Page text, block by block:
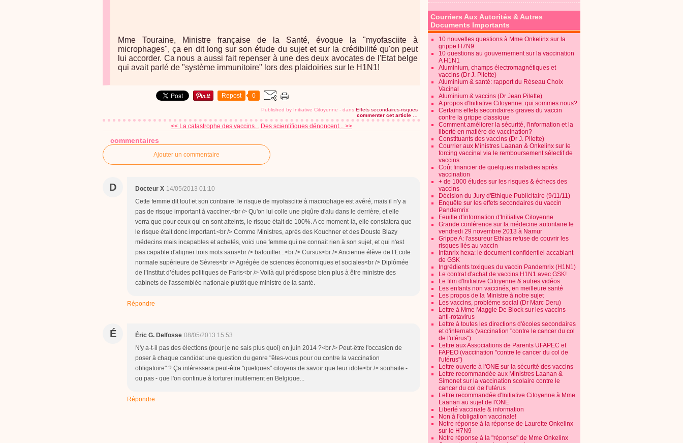
Mme Touraine, Ministre française de la Santé, évoque la "myofasciite à
microphages", ça en dit long sur son étude du sujet et sur la crédibilité qu'on peut
lui accorder. Ca nous a aussi fait repenser à une des deux avocates de l'Etat belge
qui avait parlé de "système immunitoire" lors des plaidoiries sur le H1N1!
Repost 0
Published by Initiative Citoyenne - dans Effets secondaires-risques
commenter cet article
<< La catastrophe des vaccins... Des scientifiques dénoncent... >>
commentaires
Ajouter un commentaire
D Docteur X 14/05/2013 01:10
Cette femme dit tout et son contraire: le risque de myofasciite à macrophage est avéré, mais il n'y a
pas de risque important à vacciner.<br /> Qu'on lui colle une piqûre d'alu dans le derrière, et elle
verra que pour ceux qui en sont atteints, le risque était de 100%. A ce moment-là, elle constatera que
le risque était donc important.<br /> Comme Ministres, après des Kouchner et des Douste Blazy
médecins mais incapables et achetés, voici une femme qui ne connait rien à son sujet, et qui n'est
pas capable d'aligner trois mots sans<br /> bafouiller...<br /> Cursus<br /> Ancienne élève de l’Ecole
normale supérieure de Sèvres<br /> Agrégée de sciences économiques et sociales<br /> Diplômée
de l’Institut d’études politiques de Paris<br /> Voilà qui prédispose bien plus à être ministre des
cabinets de l'assemblée nationale plutôt que ministre de la santé.
Répondre
É Éric G. Delfosse 08/05/2013 15:53
N'y a-t-il pas des élections (pour je ne sais plus quoi) en juin 2014 ?<br /> Peut-être l'occasion de
poser à chaque candidat une question du genre "êtes-vous pour ou contre la vaccination
obligatoire" ? Ça intéressera peut-être "quelques" citoyens de savoir que leur idole<br /> souhaite -
ou pas - que l'on continue à torturer inutilement en Belgique...
Répondre
Courriers Aux Autorités & Autres
Documents Importants
10 nouvelles questions à Mme Onkelinx sur la
grippe H7N9
10 questions au gouvernement sur la vaccination
A H1N1
Aluminium, champs électromagnétiques et
vaccins (Dr J. Pilette)
Aluminium & santé: rapport du Réseau Choix
Vacinal
Aluminium & vaccins (Dr Jean Pilette)
A propos d'Initiative Citoyenne: qui sommes nous?
Certains effets secondaires graves du vaccin
contre la grippe classique
Comment améliorer la sécurité, l'information et la
liberté en matière de vaccination?
Constituants des vaccins (Dr J. Pilette)
Courrier aux Ministres Laanan & Onkelinx sur le
forcing vaccinal via le remboursement sélectif de
vaccins
Coût financier de quelques maladies après
vaccination
+ de 1000 études sur les risques & échecs des
vaccins
Décision du Jury d'Ethique Publicitaire (9/11/11)
Enquête sur les effets secondaires du vaccin
Pandemrix
Feuille d'information d'Initiative Citoyenne
Grande conférence sur la médecine autoritaire le
vendredi 29 novembre 2013 à Namur
Grippe A: l'assureur Ethias refuse de couvrir les
risques liés au vaccin
Infanrix hexa: le document confidentiel accablant
de GSK
Ingrédients toxiques du vaccin Pandemrix (H1N1)
Le contrat d'achat de vaccins H1N1 avec GSK!
Le film d'Initiative Citoyenne & autres vidéos
Les enfants non vaccinés, en meilleure santé
Les propos de la Ministre à notre sujet
Les vaccins, problème social (Dr Marc Deru)
Lettre à Mme Maggie De Block sur les vaccins
anti-rotavirus
Lettre à toutes les directions d'écoles secondaires
et d'internats (vaccination "contre le cancer du col
de l'utérus")
Lettre aux Associations de Parents UFAPEC et
FAPEO (vaccination "contre le cancer du col de
l'utérus")
Lettre ouverte à l'ONE sur la sécurité des vaccins
Lettre recommandée aux Ministres Laanan &
Simonet sur la vaccination scolaire contre le
cancer du col de l'utérus
Lettre recommandée d'Initiative Citoyenne à Mme
Laanan au sujet de l'ONE
Liberté vaccinale & information
Non à l'obligation vaccinale!
Notre réponse à la réponse de Laurette Onkelinx
sur le H7N9
Notre réponse à la "réponse" de Mme Onkelinx